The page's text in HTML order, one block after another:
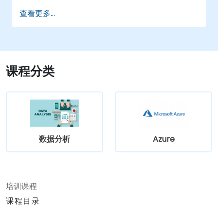
与架构师和开发人员高效沟通。
查看更多...
课程分类
数据分析 Azure
培训课程
课程目录